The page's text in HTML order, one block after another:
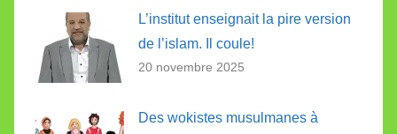
L’institut enseignait la pire version
de l’islam. Il coule!
20 novembre 2025
Des wokistes musulmanes à